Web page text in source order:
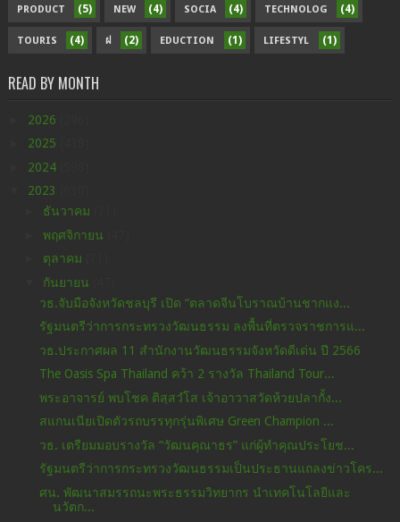
PRODUCT (5) NEW (4) SOCIA (4) TECHNOLOG (4)
TOURIS (4) ฝ (2) EDUCTION (1) LIFESTYL (1)
READ BY MONTH
2026
2025
2024
2023
ธันวาคม
พฤศจิกายน
ตุลาคม
กันยายน
วธ.จับมือจังหวัดชลบุรี เปิด “ตลาดจีนโบราณบ้านชากแง...
รัฐมนตรีว่าการกระทรวงวัฒนธรรม ลงพื้นที่ตรวจราชการแ...
วธ.ประกาศผล 11 สำนักงานวัฒนธรรมจังหวัดดีเด่น ปี 2566
The Oasis Spa Thailand คว้า 2 รางวัล Thailand Tour...
พระอาจารย์ พบโชค ติสฺสวํโส เจ้าอาวาสวัดห้วยปลากั้ง...
สแกนเนียเปิดตัวรถบรรทุกรุ่นพิเศษ Green Champion ...
วธ. เตรียมมอบรางวัล “วัฒนคุณาธร” แก่ผู้ทำคุณประโยช...
รัฐมนตรีว่าการกระทรวงวัฒนธรรมเป็นประธานแถลงข่าวโคร...
ศน. พัฒนาสมรรถนะพระธรรมวิทยากร นำเทคโนโลยีและ
นวัตก...